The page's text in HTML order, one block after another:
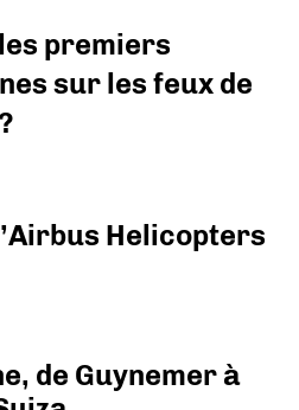
premiers
sur les feux de
Helicopters
de Guynemer à